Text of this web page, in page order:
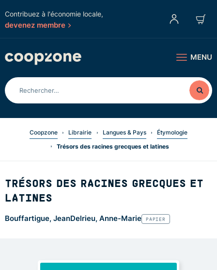
Contribuez à l'économie locale,
devenez membre
MENU
Coopzone Librairie Langues & Pays
Étymologie
Trésors des racines grecques et latines
TRÉSORS DES RACINES GRECQUES ET
LATINES
Bouffartigue, JeanDelrieu, Anne-Marie PAPIER